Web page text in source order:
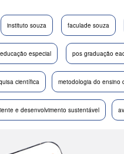
instituto souza faculade souza
especial pos graduação
científica metodologia do ensino
e desenvolvimento sustentável